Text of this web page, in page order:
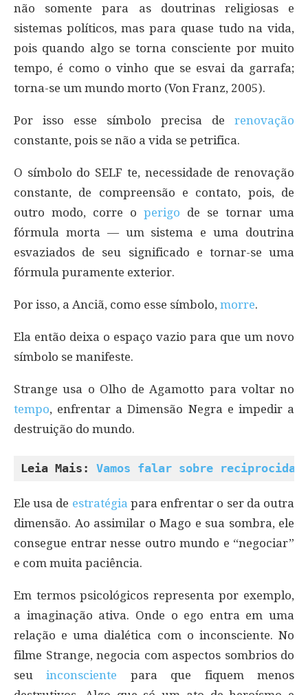
não somente para as doutrinas religiosas e
sistemas políticos, mas para quase tudo na vida,
pois quando algo se torna consciente por muito
tempo, é como o vinho que se esvai da garrafa;
torna-se um mundo morto (Von Franz, 2005).
Por isso esse símbolo precisa de renovação
constante, pois se não a vida se petrifica.
O símbolo do SELF te, necessidade de renovação
constante, de compreensão e contato, pois, de
outro modo, corre o perigo de se tornar uma
fórmula morta — um sistema e uma doutrina
esvaziados de seu significado e tornar-se uma
fórmula puramente exterior.
Por isso, a Anciã, como esse símbolo, morre.
Ela então deixa o espaço vazio para que um novo
símbolo se manifeste.
Strange usa o Olho de Agamotto para voltar no
tempo, enfrentar a Dimensão Negra e impedir a
destruição do mundo.
Leia Mais: Vamos falar sobre
Ele usa de estratégia para enfrentar o ser da outra
dimensão. Ao assimilar o Mago e sua sombra, ele
consegue entrar nesse outro mundo e “negociar”
e com muita paciência.
Em termos psicológicos representa por exemplo,
a imaginação ativa. Onde o ego entra em uma
relação e uma dialética com o inconsciente. No
filme Strange, negocia com aspectos sombrios do
seuinconsciente para que fiquem menos